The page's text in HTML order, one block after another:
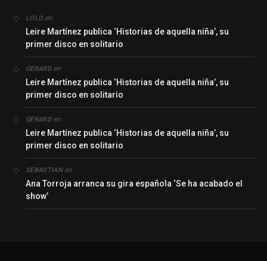
LOLO en
Leire Martínez publica ‘Historias de aquella niña’, su
primer disco en solitario
GERARDen
Leire Martínez publica ‘Historias de aquella niña’, su
primer disco en solitario
GERARDen
Leire Martínez publica ‘Historias de aquella niña’, su
primer disco en solitario
SEBASTIANen
Ana Torroja arranca su gira española ‘Se ha acabado el
show’